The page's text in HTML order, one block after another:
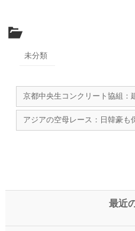
未分類
京都中央生コンクリート協組：
アジアの空母レース：日韓豪も
最近